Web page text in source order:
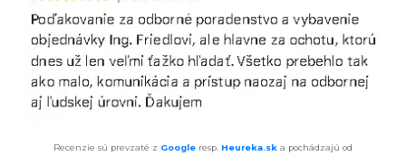
Recenzie sú prevzaté z Google resp. Heureka.sk a pochádzajú od